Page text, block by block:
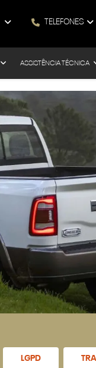
TELEFONES
ASSISTÊNCIA TÉCNICA
LGPD